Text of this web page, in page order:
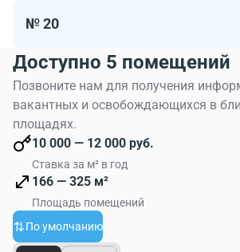
№ 20
Доступно 5 помещений
Позвоните нам для получения
вакантных и освобождающихся в
площадях.
10 000 — 12 000 руб.
Ставка за м² в год
166 — 325 м²
Площадь помещений
По умолчанию